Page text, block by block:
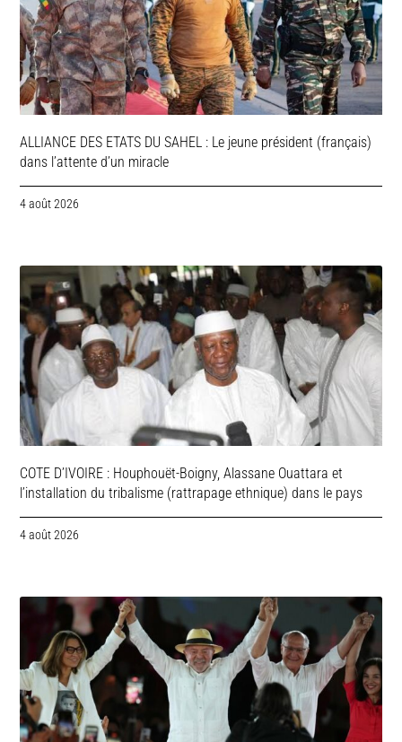
ALLIANCE DES ETATS DU SAHEL : Le jeune président (français)
dans l’attente d’un miracle
4 août 2026
COTE D’IVOIRE : Houphouët-Boigny, Alassane Ouattara et
l’installation du tribalisme (rattrapage ethnique) dans le pays
4 août 2026